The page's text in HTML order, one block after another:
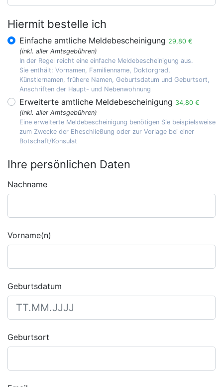
Hiermit bestelle ich
Einfache amtliche Meldebescheinigung 29,80 €
(inkl. aller Amtsgebühren)
In der Regel reicht eine einfache Meldebescheinigung aus.
Sie enthält: Vornamen, Familienname, Doktorgrad,
Künstlernamen, frühere Namen, Geburtsdatum und Geburtsort,
Anschriften der Haupt- und Nebenwohnung
Erweiterte amtliche Meldebescheinigung 34,80 €
(inkl. aller Amtsgebühren)
Eine erweiterte Meldebescheinigung benötigen Sie beispielsweise
zum Zwecke der Eheschließung oder zur Vorlage bei einer
Botschaft/Konsulat
Ihre persönlichen Daten
Nachname
Vorname(n)
Geburtsdatum
Geburtsort